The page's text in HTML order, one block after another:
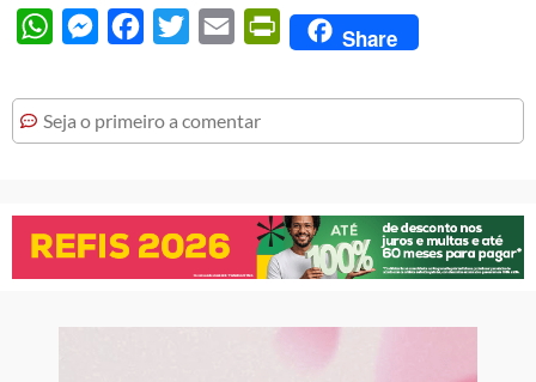
WhatsAppMessengerFacebook
Twitter Email PrintFriendly
Share
Seja o primeiro a comentar